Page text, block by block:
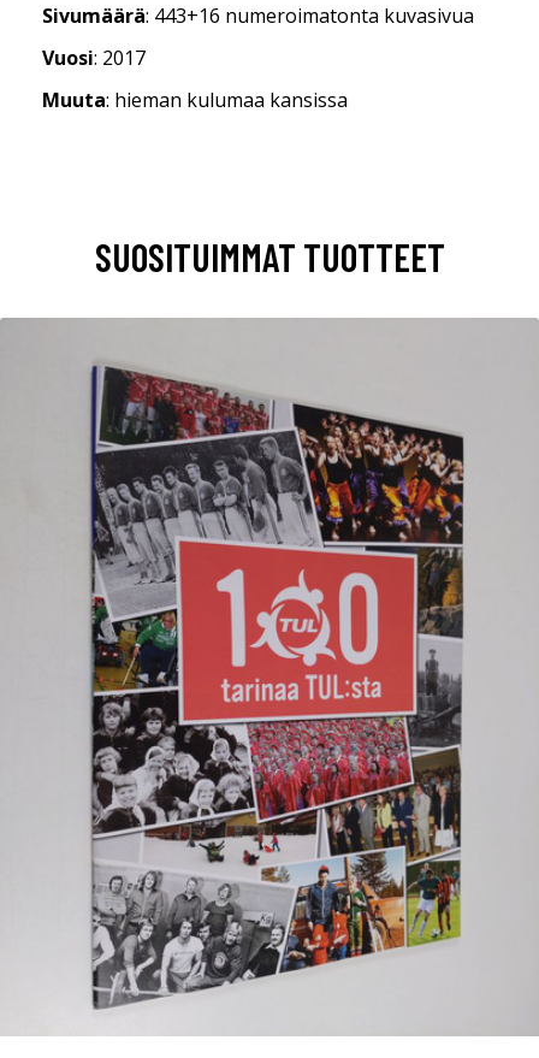
Sivumäärä: 443+16 numeroimatonta kuvasivua
Vuosi: 2017
Muuta: hieman kulumaa kansissa
SUOSITUIMMAT TUOTTEET